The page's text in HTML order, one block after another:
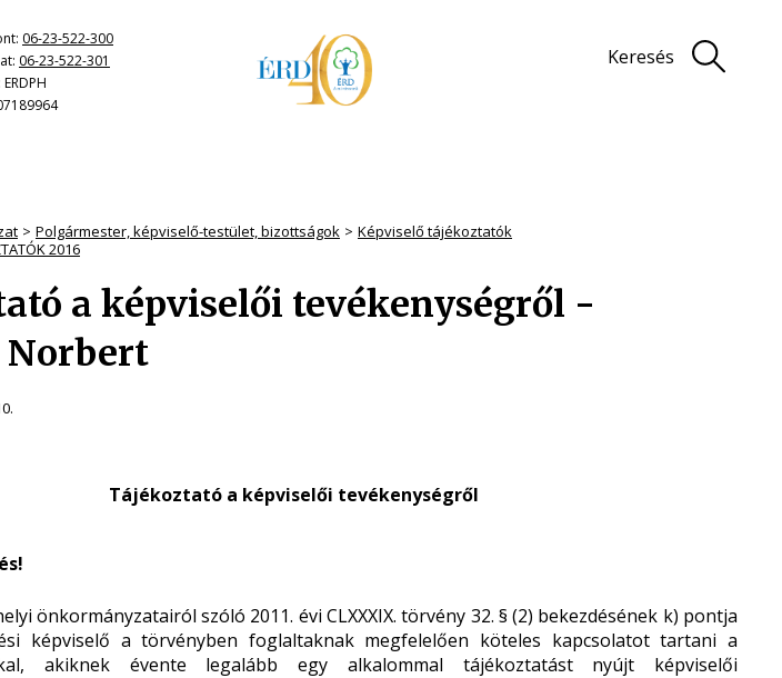
06-23-522-300
06-23-522-301
Keresés
Polgármester, képviselő-testület, bizottságok
Képviselő tájékoztatók
2016
a képviselői tevékenységről -
Norbert
Tájékoztató a képviselői tevékenységről
önkormányzatairól szóló 2011. évi CLXXXIX. törvény 32. § (2) bekezdésének k) pontja
képviselő a törvényben foglaltaknak megfelelően köteles kapcsolatot tartani a
akiknek évente legalább egy alkalommal tájékoztatást nyújt képviselői